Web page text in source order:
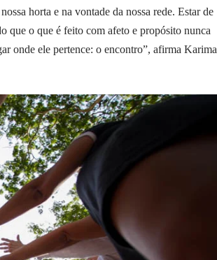
horta e na vontade da nossa rede. Estar de
que o que é feito com afeto e propósito nunca
onde ele pertence: o encontro”, afirma Karima